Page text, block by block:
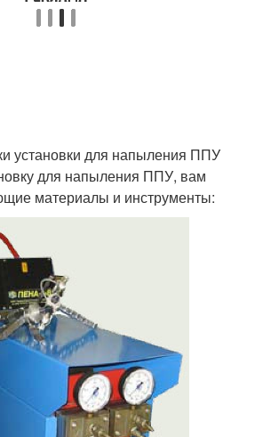
установки для напыления ППУ
для напыления ППУ, вам
материалы и инструменты: